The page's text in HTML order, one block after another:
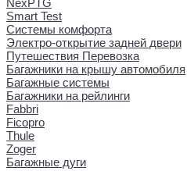
Smart Test
Системы комфорта
Электро-открытие задней двери
Путешествия Перевозка
Багажники на крышу автомобиля
Багажные системы
Багажники на рейлинги
Fabbri
Ficopro
Thule
Zoger
Багажные дуги